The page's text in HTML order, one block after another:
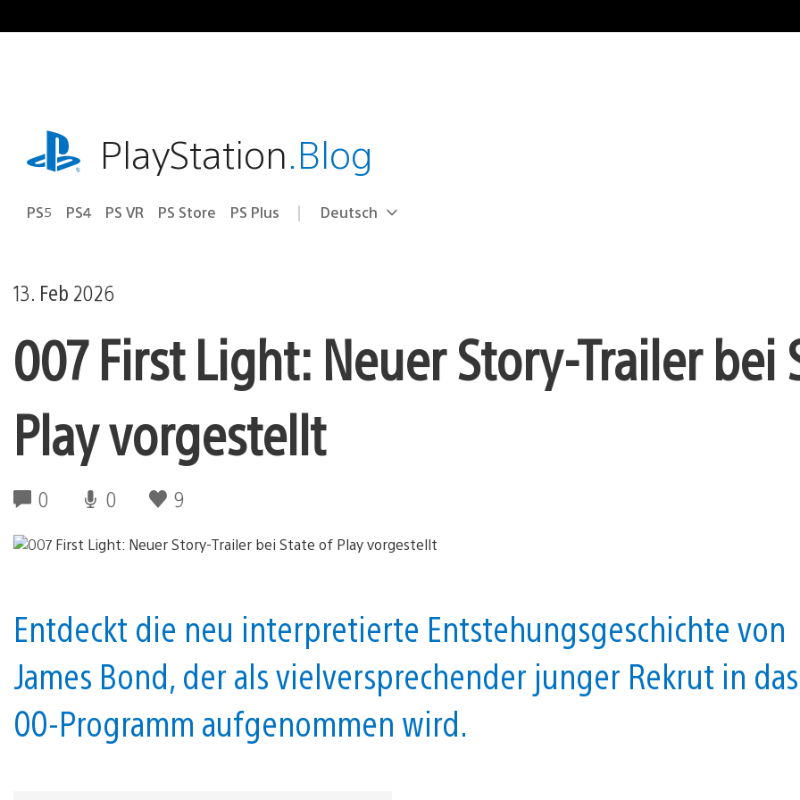
Inhalt
playstation.comPlayStation.Blog
PS5 PS4 PS VR PS Store PS Plus Select
Aktuelle
Deutsch
13. Feb 2026
007 First Light: Neuer Story-Trailer bei
Play vorgestellt
0 0 9
Entdeckt die neu interpretierte Entstehungsgeschichte von
James Bond, der als vielversprechender junger Rekrut in das
00-Programm aufgenommen wird.